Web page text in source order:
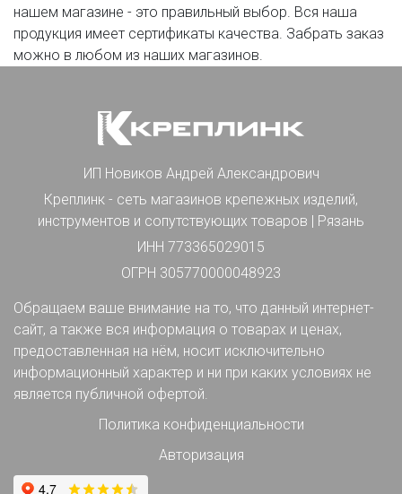
нашем магазине - это правильный выбор. Вся наша
продукция имеет сертификаты качества. Забрать заказ
можно в любом из наших магазинов.
ИП Новиков Андрей Александрович
Креплинк - сеть магазинов крепежных изделий,
инструментов и сопутствующих товаров | Рязань
ИНН 773365029015
ОГРН 305770000048923
Обращаем ваше внимание на то, что данный интернет-
сайт, а также вся информация о товарах и ценах,
предоставленная на нём, носит исключительно
информационный характер и ни при каких условиях не
является публичной офертой.
Политика конфиденциальности
Авторизация